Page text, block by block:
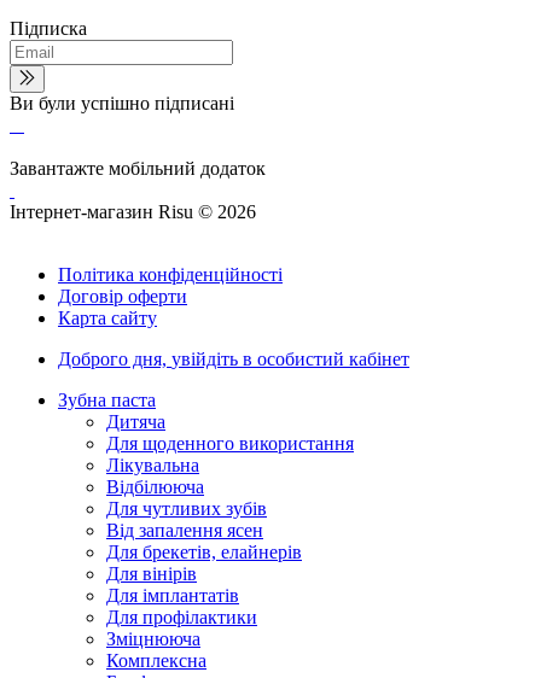
Підписка
Ви були успішно підписані
Завантажте мобільний додаток
Інтернет-магазин Risu © 2026
Політика конфіденційності
Договір оферти
Карта сайту
Доброго дня, увійдіть в особистий кабінет
Зубна паста
Дитяча
Для щоденного використання
Лікувальна
Відбілююча
Для чутливих зубів
Від запалення ясен
Для брекетів, елайнерів
Для вінірів
Для імплантатів
Для профілактики
Зміцнююча
Комплексна